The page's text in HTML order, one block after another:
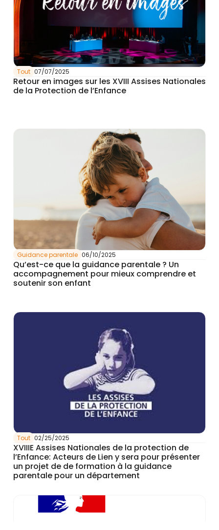
Tout 07/07/2025
Retour en images sur les XVIII Assises Nationales
de la Protection de l’Enfance
Guidance parentale 06/10/2025
Qu’est-ce que la guidance parentale ? Un
accompagnement pour mieux comprendre et
soutenir son enfant
Tout 02/25/2025
XVIIIE Assises Nationales de la protection de
l’Enfance: Acteurs de Lien y sera pour présenter
un projet de de formation à la guidance
parentale pour un département